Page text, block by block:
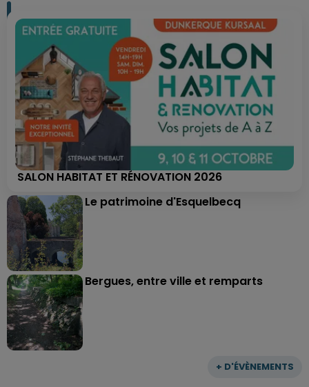
+ D'ÉVÈNEMENTS
SALON HABITAT ET RÉNOVATION 2026
Le patrimoine d'Esquelbecq
Bergues, entre ville et remparts